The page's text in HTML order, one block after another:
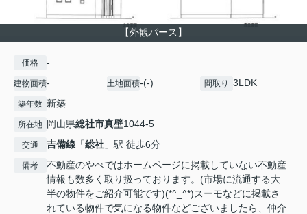
【外観パース】
価格 -
建物面積- 土地面積-(-) 間取り 3LDK
築年数 新築
所在地 岡山県総社市真壁1044-5
交通 吉備線 「総社 」駅 徒歩6分
備考
不動産のやべではホームページに掲載していない不動産
情報も数多く取り扱っております。(市場に流通する大
半の物件をご紹介可能です)(*^_^*)スーモなどに掲載さ
れている物件で気になる物件などございましたら、仲介